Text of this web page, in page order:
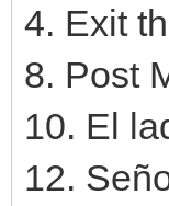
4. Exit
8. Post
10. El
12.